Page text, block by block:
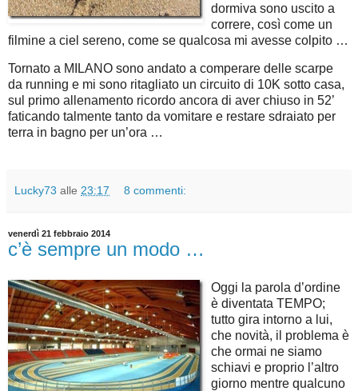
dormiva sono uscito a
correre, così come un
filmine a ciel sereno, come se qualcosa mi avesse colpito …
Tornato a MILANO sono andato a comperare delle scarpe
da running e mi sono ritagliato un circuito di 10K sotto casa,
sul primo allenamento ricordo ancora di aver chiuso in 52’
faticando talmente tanto da vomitare e restare sdraiato per
terra in bagno per un’ora …
Lucky73 alle 23:17 8 commenti:
venerdì 21 febbraio 2014
c’è sempre un modo …
Oggi la parola d’ordine
è diventata TEMPO;
tutto gira intorno a lui,
che novità, il problema è
che ormai ne siamo
schiavi e proprio l’altro
giorno mentre qualcuno